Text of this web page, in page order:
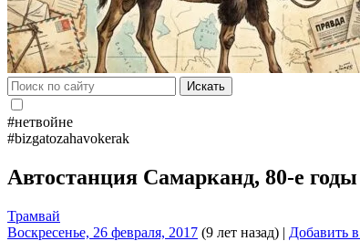
Искать
#нетвойне
#bizgatozahavokerak
Автостанция Самарканд, 80-е годы
Трамвай
Воскресенье, 26 февраля, 2017 (9 лет назад) | Добавить